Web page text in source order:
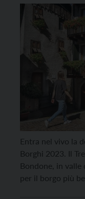
aprono le
Entra nel vivo la
Borghi 2023. Il
Bondone, in valle
per il borgo più